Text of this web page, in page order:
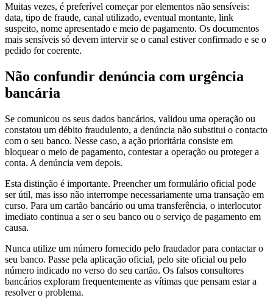
Muitas vezes, é preferível começar por elementos não sensíveis:
data, tipo de fraude, canal utilizado, eventual montante, link
suspeito, nome apresentado e meio de pagamento. Os documentos
mais sensíveis só devem intervir se o canal estiver confirmado e se o
pedido for coerente.
Não confundir denúncia com urgência
bancária
Se comunicou os seus dados bancários, validou uma operação ou
constatou um débito fraudulento, a denúncia não substitui o contacto
com o seu banco. Nesse caso, a ação prioritária consiste em
bloquear o meio de pagamento, contestar a operação ou proteger a
conta. A denúncia vem depois.
Esta distinção é importante. Preencher um formulário oficial pode
ser útil, mas isso não interrompe necessariamente uma transação em
curso. Para um cartão bancário ou uma transferência, o interlocutor
imediato continua a ser o seu banco ou o serviço de pagamento em
causa.
Nunca utilize um número fornecido pelo fraudador para contactar o
seu banco. Passe pela aplicação oficial, pelo site oficial ou pelo
número indicado no verso do seu cartão. Os falsos consultores
bancários exploram frequentemente as vítimas que pensam estar a
resolver o problema.